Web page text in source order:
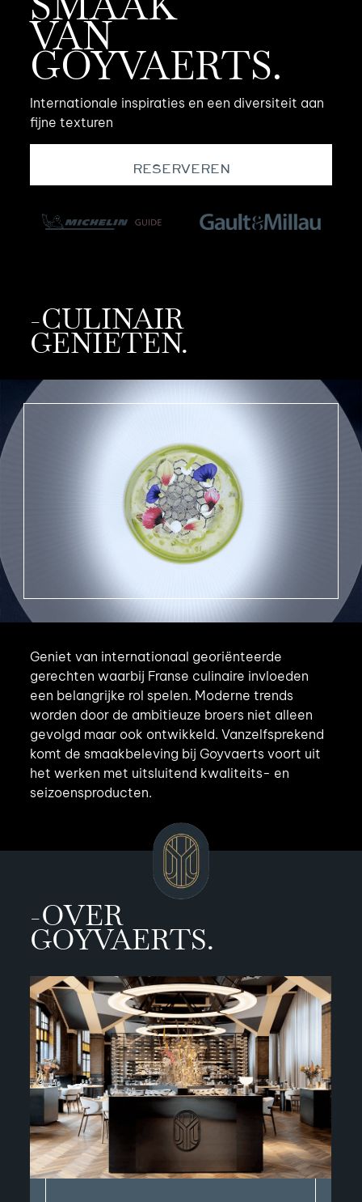
VAN
GOYVAERTS.
Internationale inspiraties en een diversiteit aan
fijne texturen
RESERVEREN
-CULINAIR
GENIETEN.
Geniet van internationaal georiënteerde
gerechten waarbij Franse culinaire invloeden
een belangrijke rol spelen. Moderne trends
worden door de ambitieuze broers niet alleen
gevolgd maar ook ontwikkeld. Vanzelfsprekend
komt de smaakbeleving bij Goyvaerts voort uit
het werken met uitsluitend kwaliteits- en
seizoensproducten.
-OVER
GOYVAERTS.